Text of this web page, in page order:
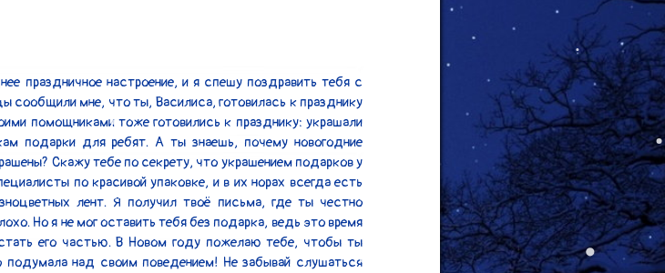
сообщили мне, что ты, Василиса, готовилась к празднику
помощниками тоже готовились к празднику: украшали
подарки для ребят. А ты знаешь, почему новогодние
Скажу тебе по секрету, что украшением подарков у
по красивой упаковке, и в их норах всегда есть
лент. Я получил твоё письма, где ты честно
Но я не мог оставить тебя без подарка, ведь это время
его частью. В Новом году пожелаю тебе, чтобы ты
над своим поведением! Не забывай слушаться